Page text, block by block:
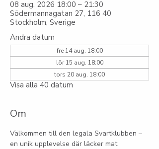
08 aug. 2026 18:00 – 21:30
Södermannagatan 27, 116 40
Stockholm, Sverige
Andra datum
fre 14 aug. 18:00
lör 15 aug. 18:00
tors 20 aug. 18:00
Visa alla 40 datum
Om
Välkommen till den legala Svartklubben –
en unik upplevelse där läcker mat,